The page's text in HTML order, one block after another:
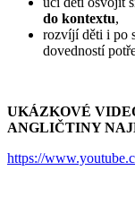
do kontextu,
rozvíjí děti i po
dovedností
UKÁZKOVÉ
ANGLIČTINY
https://